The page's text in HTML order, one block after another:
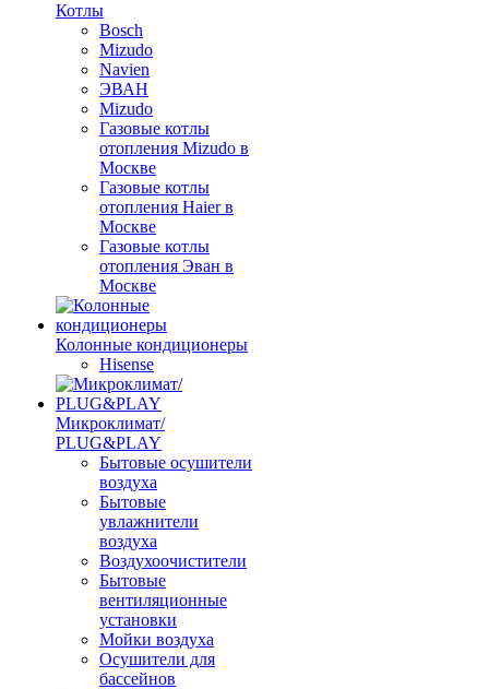
Котлы
Bosch
Mizudo
Navien
ЭВАН
Mizudo
Газовые котлы
отопления Mizudo в
Москве
Газовые котлы
отопления Haier в
Москве
Газовые котлы
отопления Эван в
Москве
Колонные кондиционеры
Hisense
Микроклимат/
PLUG&PLAY
Бытовые осушители
воздуха
Бытовые
увлажнители
воздуха
Воздухоочистители
Бытовые
вентиляционные
установки
Мойки воздуха
Осушители для
бассейнов